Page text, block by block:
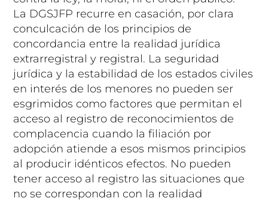
La DGSJFP recurre en casación, por clara
conculcación de los principios de
concordancia entre la realidad jurídica
extrarregistral y registral. La seguridad
jurídica y la estabilidad de los estados civiles
en interés de los menores no pueden ser
esgrimidos como factores que permitan el
acceso al registro de reconocimientos de
complacencia cuando la filiación por
adopción atiende a esos mismos principios
al producir idénticos efectos. No pueden
tener acceso al registro las situaciones que
no se correspondan con la realidad